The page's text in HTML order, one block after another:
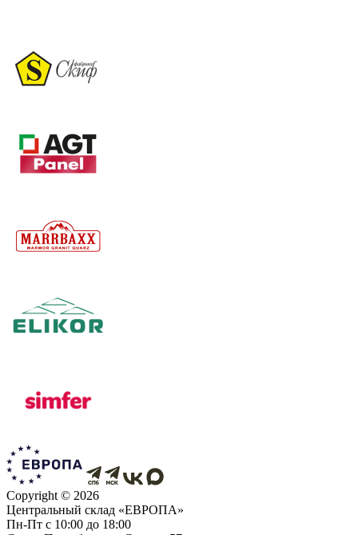
Copyright © 2026
Центральный склад «ЕВРОПА»
Пн-Пт с 10:00 до 18:00